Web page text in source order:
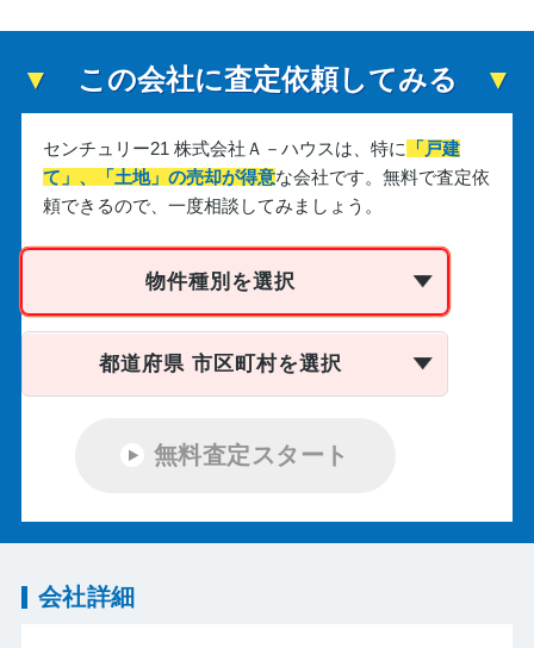
この会社に査定依頼してみる
センチュリー21 株式会社Ａ－ハウスは、 特に
「戸建
て」、「土地」の売却が得意な会社です。 無料で査定依
頼できるので、一度相談してみましょう。
物件種別を選択
都道府県 市区町村を選択
無料査定スタート
会社詳細